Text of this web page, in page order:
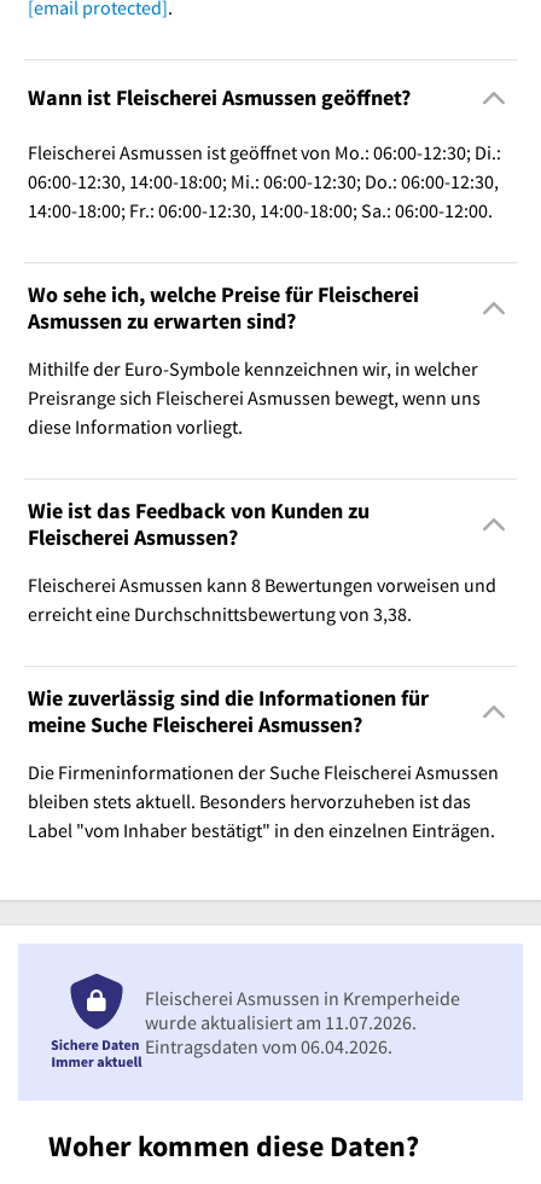
[email protected].
Wann ist Fleischerei Asmussen geöffnet?
Fleischerei Asmussen ist geöffnet von Mo.: 06:00-12:30; Di.:
06:00-12:30, 14:00-18:00; Mi.: 06:00-12:30; Do.: 06:00-12:30,
14:00-18:00; Fr.: 06:00-12:30, 14:00-18:00; Sa.: 06:00-12:00.
Wo sehe ich, welche Preise für Fleischerei
Asmussen zu erwarten sind?
Mithilfe der Euro-Symbole kennzeichnen wir, in welcher
Preisrange sich Fleischerei Asmussen bewegt, wenn uns
diese Information vorliegt.
Wie ist das Feedback von Kunden zu
Fleischerei Asmussen?
Fleischerei Asmussen kann 8 Bewertungen vorweisen und
erreicht eine Durchschnittsbewertung von 3,38.
Wie zuverlässig sind die Informationen für
meine Suche Fleischerei Asmussen?
Die Firmeninformationen der Suche Fleischerei Asmussen
bleiben stets aktuell. Besonders hervorzuheben ist das
Label "vom Inhaber bestätigt" in den einzelnen Einträgen.
Woher kommen diese Daten?
Fleischerei Asmussen in Kremperheide
wurde aktualisiert am 11.07.2026.
Eintragsdaten vom 06.04.2026.